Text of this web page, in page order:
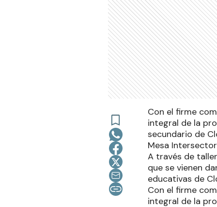
Con el firme
integral de la
secundario de
Mesa
A través de
que se vienen
educativas de
Con el firme
integral de la